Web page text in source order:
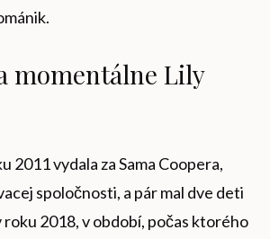
momentálne Lily
2011 vydala za Sama Coopera,
spoločnosti, a pár mal dve deti
2018, v období, počas ktorého